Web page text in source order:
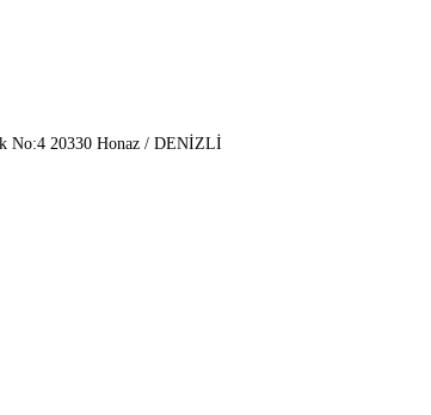
No:4 20330 Honaz / DENİZLİ